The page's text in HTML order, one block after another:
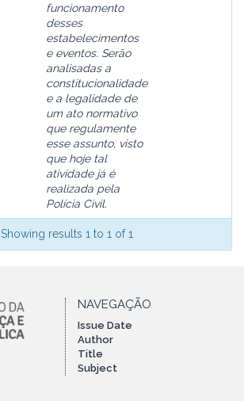
funcionamento
desses
estabelecimentos
e eventos. Serão
analisadas a
constitucionalidade
e a legalidade de
um ato normativo
que regulamente
esse assunto, visto
que hoje tal
atividade já é
realizada pela
Polícia Civil.
Showing results 1 to 1 of 1
NAVEGAÇÃO
Issue Date
Author
Title
Subject